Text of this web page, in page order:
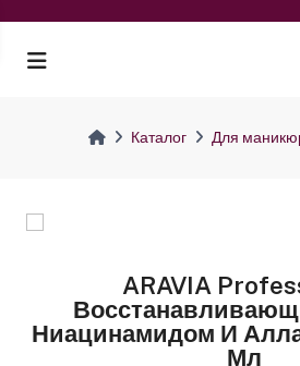
Каталог Для
ARAVIA
Ниацинамидом И
Мл